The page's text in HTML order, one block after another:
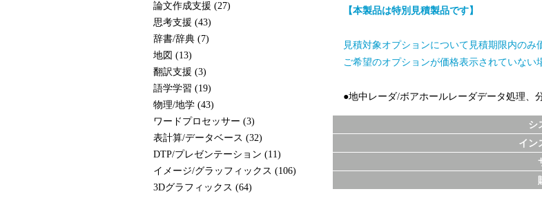
論文作成支援 (27)
思考支援 (43)
辞書/辞典 (7)
地図 (13)
翻訳支援 (3)
語学学習 (19)
物理/地学 (43)
ワードプロセッサー (3)
表計算/データベース (32)
DTP/プレゼンテーション (11)
イメージ/グラッフィックス (106)
3Dグラフィックス (64)
【本製品は特別見積製品です】
見積対象オプションについて見積期限内のみ
ご希望のオプションが価格表示されていない
●地中レーダ/ボアホールレーダデータ処理、
シ
イン